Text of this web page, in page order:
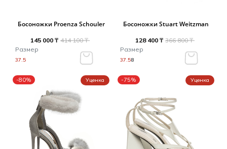
Босоножки Proenza Schouler
145 000 ₸ 414 100 ₸
Размер
37.5
Босоножки Stuart Weitzman
128 400 ₸ 366 800 ₸
Размер
37.58
-80% Уценка -75% Уценка